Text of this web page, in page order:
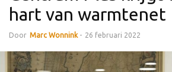
hart van warmtenet
Door Marc Wonnink - 26 februari 2022